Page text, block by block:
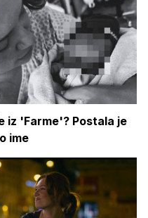
iz 'Farme'? Postala je
ime